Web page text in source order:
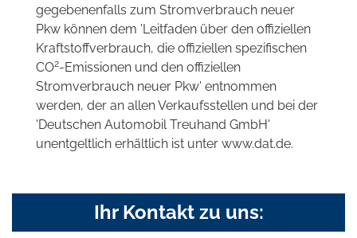
gegebenenfalls zum Stromverbrauch neuer
Pkw können dem 'Leitfaden über den offiziellen
Kraftstoffverbrauch, die offiziellen spezifischen
CO2-Emissionen und den offiziellen
Stromverbrauch neuer Pkw' entnommen
werden, der an allen Verkaufsstellen und bei der
'Deutschen Automobil Treuhand GmbH'
unentgeltlich erhältlich ist unter www.dat.de.
Ihr Kontakt zu uns: